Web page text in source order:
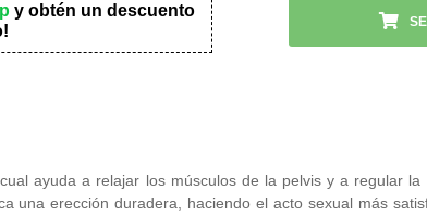
y obtén un descuento
cual ayuda a relajar los músculos de la pelvis y a regular
una erección duradera, haciendo el acto sexual más